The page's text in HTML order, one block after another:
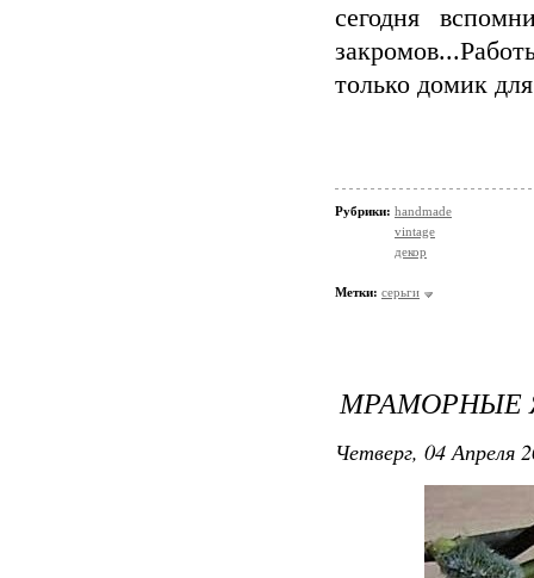
сегодня
только домик
Рубрики: handmade
vintage
декор
Метки: серьги
МРАМОРНЫЕ
Четверг, 04 Апреля